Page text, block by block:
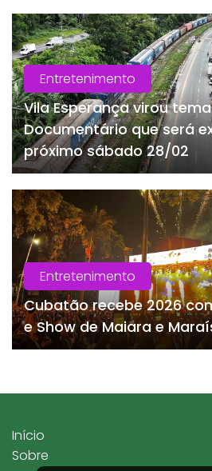
Entretenimento
Vila Esperança virou
Documentário que será
próximo sábado 28/02
Entretenimento
Cubatão recebe 2026
e Show de Maiara e
Início
Sobre